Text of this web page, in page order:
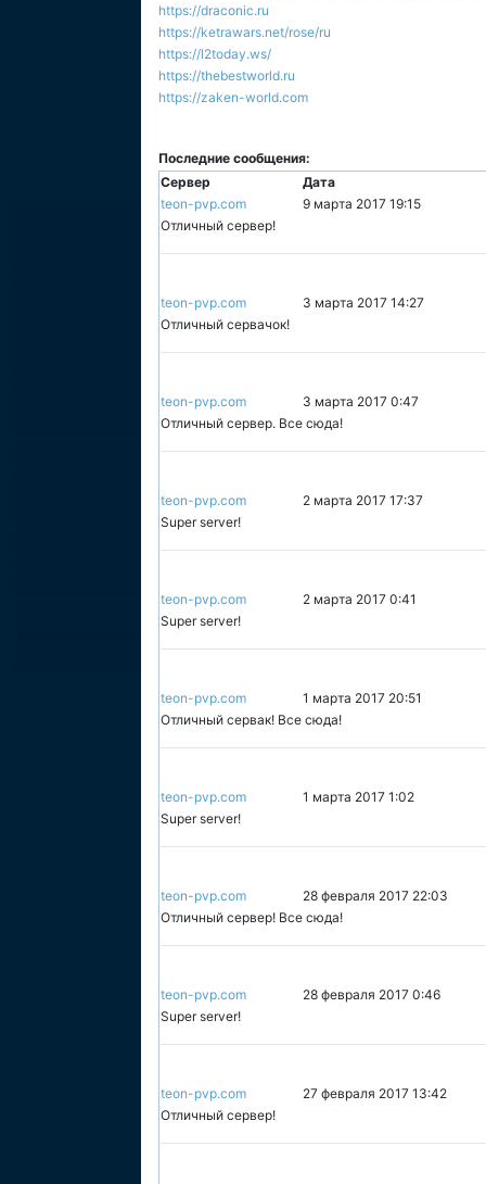
https://draconic.ru
https://ketrawars.net/rose/ru
https://l2today.ws/
https://thebestworld.ru
https://zaken-world.com
Последние сообщения:
Сервер
Дата
teon-pvp.com
9 марта 2017 19:15
Отличный сервер!
teon-pvp.com
3 марта 2017 14:27
Отличный сервачок!
teon-pvp.com
3 марта 2017 0:47
Отличный сервер. Все сюда!
teon-pvp.com
2 марта 2017 17:37
Super server!
teon-pvp.com
2 марта 2017 0:41
Super server!
teon-pvp.com
1 марта 2017 20:51
Отличный сервак! Все сюда!
teon-pvp.com
1 марта 2017 1:02
Super server!
teon-pvp.com
28 февраля 2017 22:03
Отличный сервер! Все сюда!
teon-pvp.com
28 февраля 2017 0:46
Super server!
teon-pvp.com
27 февраля 2017 13:42
Отличный сервер!